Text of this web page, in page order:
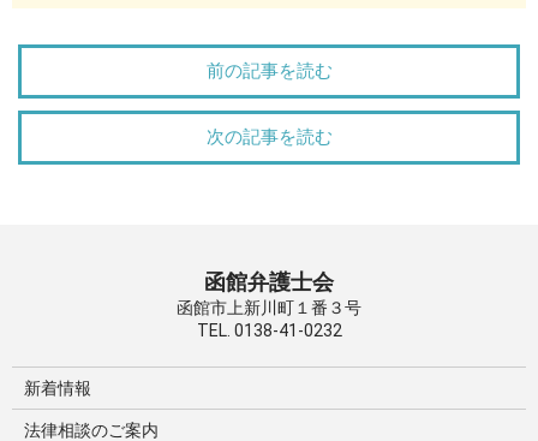
前の記事を読む
次の記事を読む
函館弁護士会
函館市上新川町１番３号
TEL. 0138-41-0232
新着情報
法律相談のご案内